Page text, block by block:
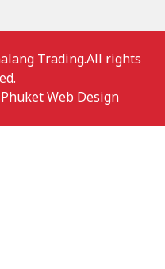
Trading.All rights
Web Design